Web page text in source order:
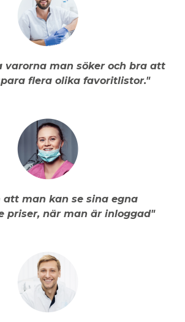
man söker och bra att
flera olika favoritlistor."
att man kan se sina egna
priser, när man är inloggad"